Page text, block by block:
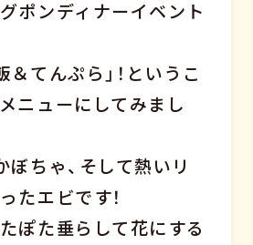
ポンディナーイベント
＆てんぷら」！というこ
ニューにしてみまし
ぼちゃ、そして熱いリ
たエビです！
ぽた垂らして花にする